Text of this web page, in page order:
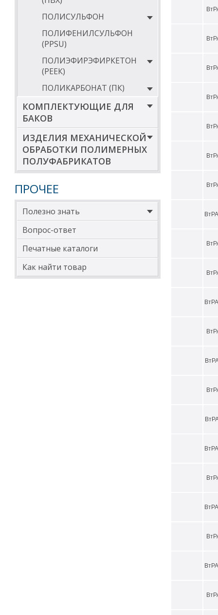
ПОЛИСУЛЬФОН
ПОЛИФЕНИЛСУЛЬФОН
(PPSU)
ПОЛИЭФИРЭФИРКЕТОН
(РЕЕК)
ПОЛИКАРБОНАТ (ПК)
КОМПЛЕКТУЮЩИЕ ДЛЯ
БАКОВ
ИЗДЕЛИЯ МЕХАНИЧЕСКОЙ
ОБРАБОТКИ ПОЛИМЕРНЫХ
ПОЛУФАБРИКАТОВ
ПРОЧЕЕ
Полезно знать
Вопрос-ответ
Печатные каталоги
Как найти товар